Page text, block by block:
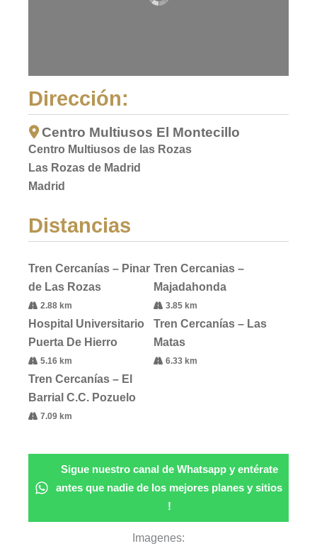
Dirección:
Centro Multiusos El Montecillo
Centro Multiusos de las Rozas
Las Rozas de Madrid
Madrid
Distancias
Tren Cercanías – Pinar
de Las Rozas
2.88 km
Tren Cercanias –
Majadahonda
3.85 km
Hospital Universitario
Puerta De Hierro
5.16 km
Tren Cercanías – Las
Matas
6.33 km
Tren Cercanías – El
Barrial C.C. Pozuelo
7.09 km
Sigue nuestro canal de Whatsapp y entérate
antes que nadie de los mejores planes y sitios
!
Imagenes: